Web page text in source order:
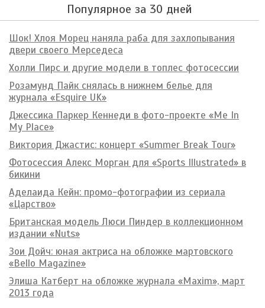
Популярное за 30 дней
Шок! Хлоя Морец наняла раба для захлопывания
двери своего Мерседеса
Холли Пирс и другие модели в топлес фотосессии
Розамунд Пайк снялась в нижнем белье для
журнала «Esquire UK»
Джессика Паркер Кеннеди в фото-проекте «Me In
My Place»
Виктория Джастис: концерт «Summer Break Tour»
Фотосессия Алекс Морган для «Sports Illustrated» в
бикини
Аделаида Кейн: промо-фотографии из сериала
«Царство»
Британская модель Люси Пиндер в коллекционном
издании «Nuts»
Зои Дойч: юная актриса на обложке мартовского
«Bello Magazine»
Элиша Катберт на обложке журнала «Maxim», март
2013 года